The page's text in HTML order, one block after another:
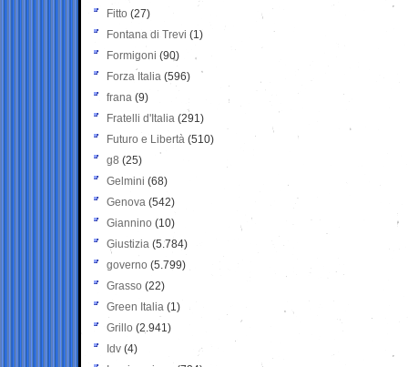
Fitto (27)
Fontana di Trevi (1)
Formigoni (90)
Forza Italia (596)
frana (9)
Fratelli d'Italia (291)
Futuro e Libertà (510)
g8 (25)
Gelmini (68)
Genova (542)
Giannino (10)
Giustizia (5.784)
governo (5.799)
Grasso (22)
Green Italia (1)
Grillo (2.941)
Idv (4)